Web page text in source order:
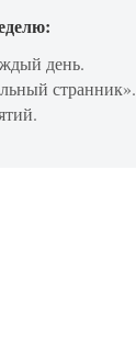
день.
странник».